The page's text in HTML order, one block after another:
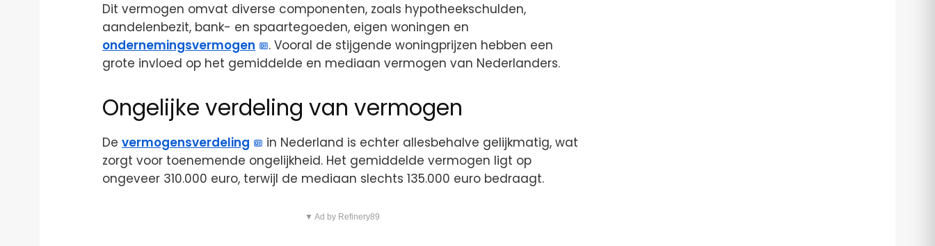
Dit vermogen omvat diverse componenten, zoals hypotheekschulden,
aandelenbezit, bank- en spaartegoeden, eigen woningen en
ondernemingsvermogen
. Vooral de stijgende woningprijzen hebben een
grote invloed op het gemiddelde en mediaan vermogen van Nederlanders.
Ongelijke verdeling van vermogen
De vermogensverdeling
in Nederland is echter allesbehalve gelijkmatig, wat
zorgt voor toenemende ongelijkheid. Het gemiddelde vermogen ligt op
ongeveer 310.000 euro, terwijl de mediaan slechts 135.000 euro bedraagt.
▼ Ad by Refinery89